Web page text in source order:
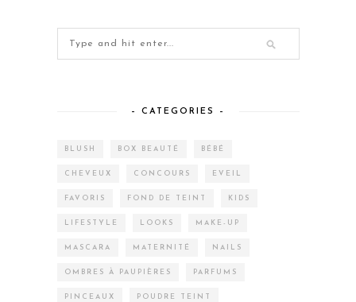
– CATEGORIES –
BLUSH BOX BEAUTÉ BÉBÉ
CHEVEUX CONCOURS EVEIL
FAVORIS FOND DE TEINT KIDS
LIFESTYLE LOOKS MAKE-UP
MASCARA MATERNITÉ NAILS
OMBRES À PAUPIÈRES PARFUMS
PINCEAUX POUDRE TEINT